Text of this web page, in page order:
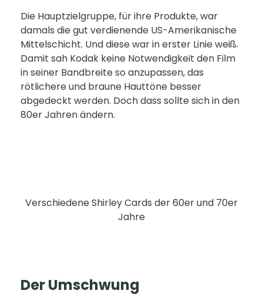
Die Hauptzielgruppe, für ihre Produkte, war
damals die gut verdienende US-Amerikanische
Mittelschicht. Und diese war in erster Linie weiß.
Damit sah Kodak keine Notwendigkeit den Film
in seiner Bandbreite so anzupassen, das
rötlichere und braune Hauttöne besser
abgedeckt werden. Doch dass sollte sich in den
80er Jahren ändern.
Verschiedene Shirley Cards der 60er und 70er
Jahre
Der Umschwung